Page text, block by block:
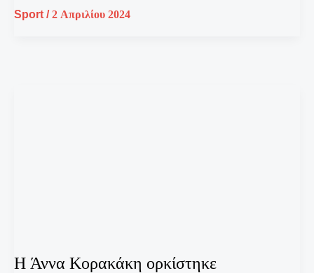
Sport /2 Απριλίου 2024
H Άννα Κορακάκη ορκίστηκε